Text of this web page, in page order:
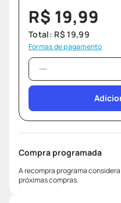
R$ 19,99
Total: R$ 19,99
Formas de pagamento
Compra programada
A recompra programa
próximas compras.